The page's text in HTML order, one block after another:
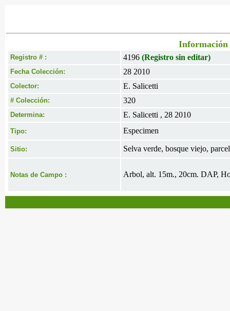
Información
Registro # : 4196 (Registro sin editar)
Fecha Colección: 28 2010
Colector: E. Salicetti
# Colección: 320
Determina: E. Salicetti , 28 2010
Tipo: Especimen
Sitio: Selva verde, bosque viejo,
Notas de Campo : Arbol, alt. 15m., 20cm. DAP,